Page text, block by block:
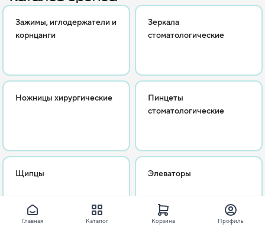
инструменты из нержавеющей стали в качестве замены
Зажимы, иглодержатели и
корнцанги
Зеркала
стоматологические
Ножницы хирургические
Пинцеты
стоматологические
Щипцы Элеваторы
Главная Каталог Корзина Профиль